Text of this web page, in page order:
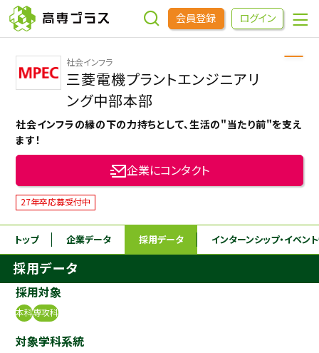
会員登録 ログイン
企業をさがす
進学先をさがす
インターンシップ・イベントをさがす
高専OBOGをさがす
高専プラスセミナー
高専生コミュニティ
めもらす
本科5年生・専攻科2年生向け
社会インフラ
三菱電機プラントエンジニアリ
ング中部本部
社会インフラの縁の下の力持ちとして、生活の"当たり前"を支え
ます！
企業にコンタクト
27年卒応募受付中
トップ 企業データ 採用データ インターンシップ・イベン
採用データ
採用対象
本科専攻科
対象学科系統